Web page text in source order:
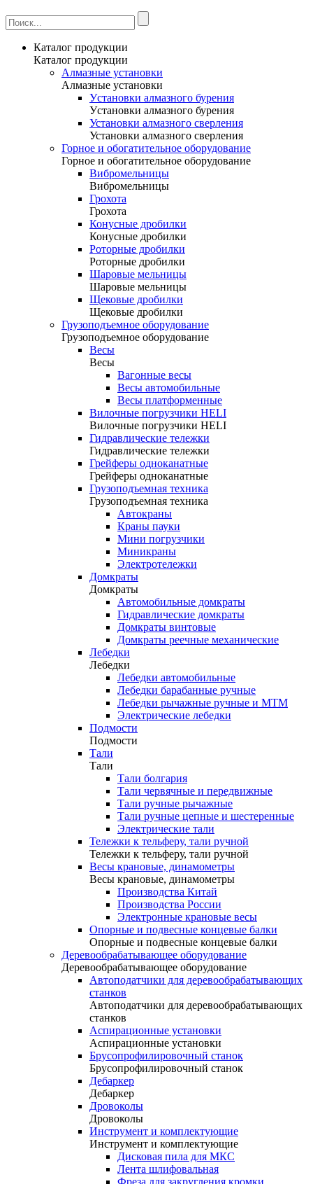
Каталог продукции
Каталог продукции
Алмазные установки
Алмазные установки
Уcтановки алмазного бурения
Уcтановки алмазного бурения
Установки алмазного сверления
Установки алмазного сверления
Горное и обогатительное оборудование
Горное и обогатительное оборудование
Вибромельницы
Вибромельницы
Грохота
Грохота
Конусные дробилки
Конусные дробилки
Роторные дробилки
Роторные дробилки
Шаровые мельницы
Шаровые мельницы
Щековые дробилки
Щековые дробилки
Грузоподъемное оборудование
Грузоподъемное оборудование
Весы
Весы
Вагонные весы
Весы автомобильные
Весы платформенные
Вилочные погрузчики HELI
Вилочные погрузчики HELI
Гидравлические тележки
Гидравлические тележки
Грейферы одноканатные
Грейферы одноканатные
Грузоподъемная техника
Грузоподъемная техника
Автокраны
Краны пауки
Мини погрузчики
Миникраны
Электротележки
Домкраты
Домкраты
Автомобильные домкраты
Гидравлические домкраты
Домкраты винтовые
Домкраты реечные механические
Лебедки
Лебедки
Лебедки автомобильные
Лебедки барабанные ручные
Лебедки рычажные ручные и МТМ
Электрические лебедки
Подмости
Подмости
Тали
Тали
Тали болгария
Тали червячные и передвижные
Тали ручные рычажные
Тали ручные цепные и шестеренные
Электрические тали
Тележки к тельферу, тали ручной
Тележки к тельферу, тали ручной
Весы крановые, динамометры
Весы крановые, динамометры
Производства Китай
Производства России
Электронные крановые весы
Опорные и подвесные концевые балки
Опорные и подвесные концевые балки
Деревообрабатывающее оборудование
Деревообрабатывающее оборудование
Автоподатчики для деревообрабатывающих
станков
Автоподатчики для деревообрабатывающих
станков
Аспирационные установки
Аспирационные установки
Брусопрофилировочный станок
Брусопрофилировочный станок
Дебаркер
Дебаркер
Дровоколы
Дровоколы
Инструмент и комплектующие
Инструмент и комплектующие
Дисковая пила для МКС
Лента шлифовальная
Фреза для закругления кромки